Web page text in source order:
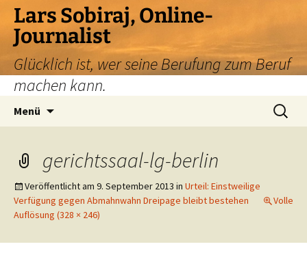
Zum
Inhalt
springen
Lars Sobiraj, Online-
Journalist
Glücklich ist, wer seine Berufung zum Beruf
machen kann.
Menü
Suchen
nach:
gerichtssaal-lg-berlin
Veröffentlicht am 9. September 2013 in Urteil: Einstweilige
Verfügung gegen Abmahnwahn Dreipage bleibt bestehen
Volle
Auflösung (328 × 246)